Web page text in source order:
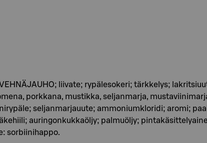
liivate; rypälesokeri; tärkkelys;
porkkana, mustikka, seljanmarja,
seljanmarjauute; ammoniumkloridi; aromi;
auringonkukkaöljy; palmuöljy;
sorbiinihappo.